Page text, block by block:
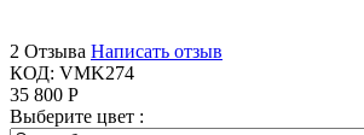
2 Отзыва Написать отзыв
КОД: VMK274
35 800 Р
Выберите цвет :